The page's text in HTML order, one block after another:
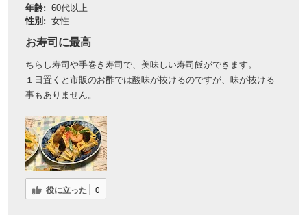
年齢: 60代以上
性別: 女性
お寿司に最高
ちらし寿司や手巻き寿司で、美味しい寿司飯ができます。
１日置くと市販のお酢では酸味が抜けるのですが、味が抜ける
事もありません。
役に立った 0